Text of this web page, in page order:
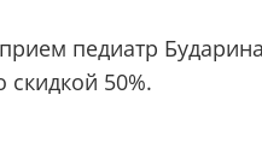
педиатр
скидкой 50%.